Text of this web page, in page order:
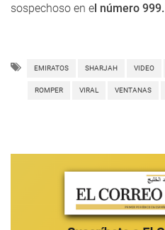
sospechoso en e l número 999.
EMIRATOS SHARJAH VIDEO
ROMPER VIRAL VENTANAS